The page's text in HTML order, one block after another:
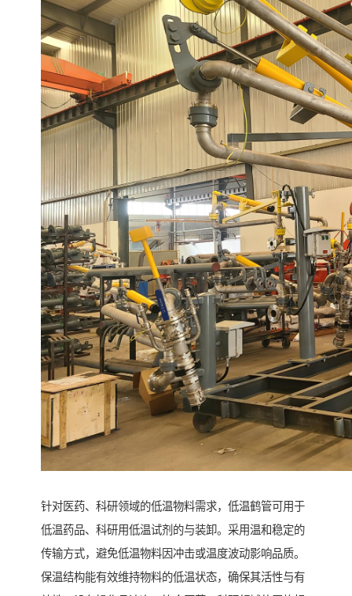
针对医药、科研领域的低温物料需求，低温鹤管可用于
低温药品、科研用低温试剂的与装卸。采用温和稳定的
传输方式，避免低温物料因冲击或温度波动影响品质。
保温结构能有效维持物料的低温状态，确保其活性与有